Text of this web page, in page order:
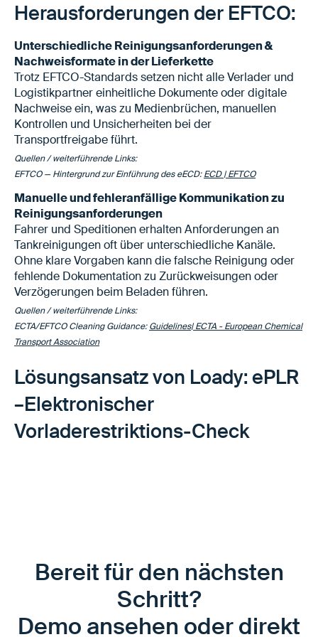
Herausforderungen der EFTCO:
Unterschiedliche Reinigungsanforderungen &
Nachweisformate in der Lieferkette
Trotz EFTCO-Standards setzen nicht alle Verlader und
Logistikpartner einheitliche Dokumente oder digitale
Nachweise ein, was zu Medienbrüchen, manuellen
Kontrollen und Unsicherheiten bei der
Transportfreigabe führt.
Quellen / weiterführende Links:
EFTCO — Hintergrund zur Einführung des eECD:ECD | EFTCO
Manuelle und fehleranfällige Kommunikation zu
Reinigungsanforderungen
Fahrer und Speditionen erhalten Anforderungen an
Tankreinigungen oft über unterschiedliche Kanäle.
Ohne klare Vorgaben kann die falsche Reinigung oder
fehlende Dokumentation zu Zurückweisungen oder
Verzögerungen beim Beladen führen.
Quellen / weiterführende Links:
ECTA/EFTCO Cleaning Guidance:Guidelines| ECTA - European Chemical
Transport Association
Lösungsansatz von Loady: ePLR
–Elektronischer
Vorladerestriktions-Check
Bereit für den nächsten
Schritt?
Demo ansehen oder direkt